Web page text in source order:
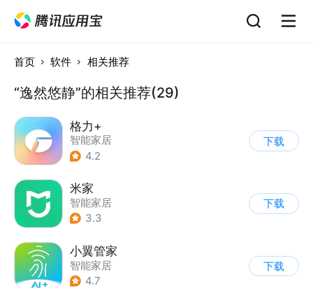
首页 软件 相关推荐
“逸然悠静”的相关推荐(29)
格力+
智能家居
4.2
下载
米家
智能家居
3.3
下载
小翼管家
智能家居
4.7
下载